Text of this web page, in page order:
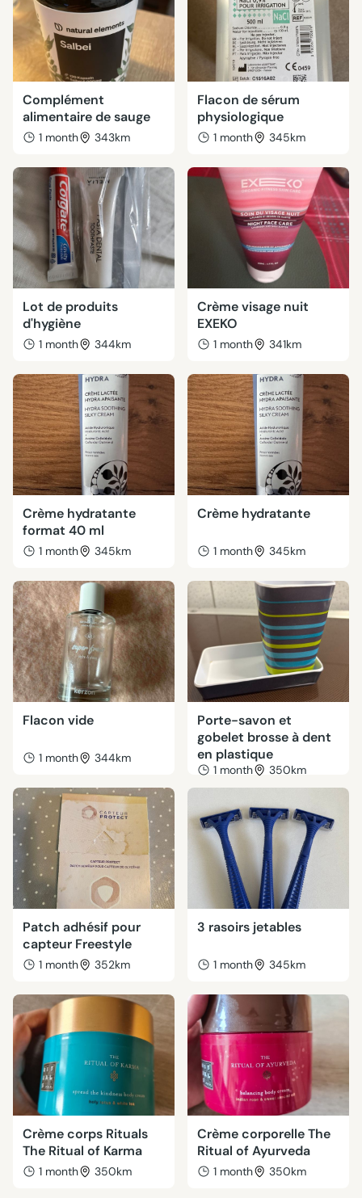
Complément
alimentaire de sauge
1 month 343km
Flacon de sérum
physiologique
1 month 345km
Lot de produits
d'hygiène
1 month 344km
Crème visage nuit
EXEKO
1 month 341km
Crème hydratante
format 40 ml
1 month 345km
Crème hydratante
1 month 345km
Flacon vide
1 month 344km
Porte-savon et
gobelet brosse à dent
en plastique
1 month 350km
Patch adhésif pour
capteur Freestyle
1 month 352km
3 rasoirs jetables
1 month 345km
Crème corps Rituals
The Ritual of Karma
1 month 350km
Crème corporelle The
Ritual of Ayurveda
1 month 350km